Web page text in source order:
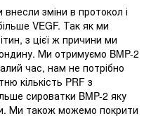
зміни в протокол і
VEGF. Так як ми
з цієї ж причини ми
Ми отримуємо BMP-2
час, нам не потрібно
кількість PRF з
сироватки BMP-2 яку
Ми також можемо покрити